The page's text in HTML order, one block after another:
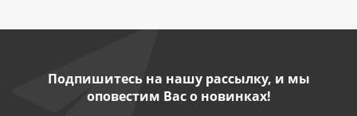
Подпишитесь на нашу рассылку, и мы
оповестим Вас о новинках!